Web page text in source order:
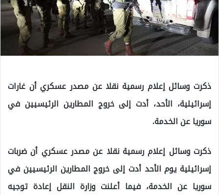
ذكرت وسائل إعلام رسمية نقلا عن مصدر عسكري أن غارات
إسرائيلية، الأحد، أدت إلى خروج المطارين الرئيسيين في
سوريا عن الخدمة.
ذكرت وسائل إعلام رسمية نقلا عن مصدر عسكري أن ضربات
إسرائيلية يوم الأحد أدت إلى خروج المطارين الرئيسيين في
سوريا عن الخدمة، فيما أعلنت وزارة النقل إعادة توجيه